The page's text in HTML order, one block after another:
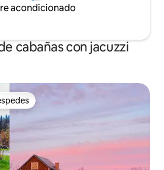
acondicionado
cabañas con jacuzzi
entre huéspedes